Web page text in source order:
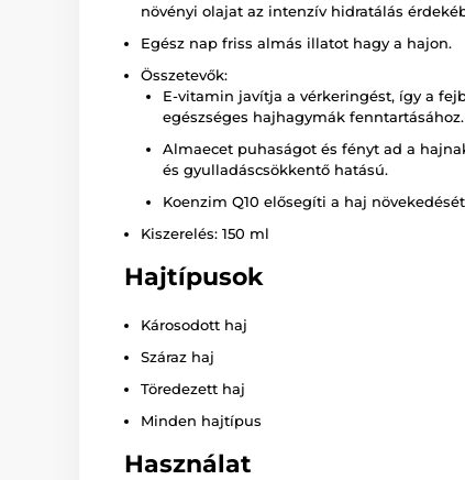
növényi olajat az intenzív hidratálás
Egész nap friss almás illatot hagy a hajon.
Összetevők:
E-vitamin javítja a vérkeringést, így a
egészséges hajhagymák fenntartásához.
Almaecet puhaságot és fényt ad a
és gyulladáscsökkentő hatású.
Koenzim Q10 elősegíti a haj
Kiszerelés: 150 ml
Hajtípusok
Károsodott haj
Száraz haj
Töredezett haj
Minden hajtípus
Használat